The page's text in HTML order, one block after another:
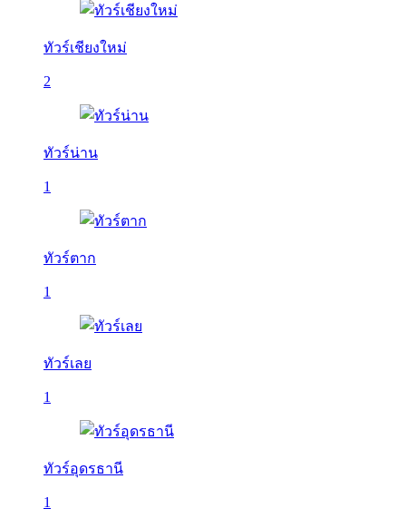
ทัวร์เชียงใหม่
2
ทัวร์น่าน
1
ทัวร์ตาก
1
ทัวร์เลย
1
ทัวร์อุดรธานี
1